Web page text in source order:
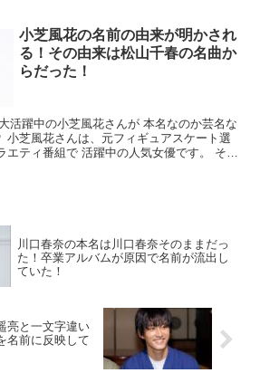
小芝風花の名前の由来が明かされ
る！その由来は松山千春の名曲か
らだった！
活躍中の小芝風花さんが 本名なのか芸名な
小芝風花さんは、元フィギュアスケート選
エティ番組で 活躍中の人気女優です。 そこ
川口春奈の本名は川口春奈そのままだっ
た！卒業アルバムが原因で名前が流出し
ていた！
亮と一文字違い
名前に反映して